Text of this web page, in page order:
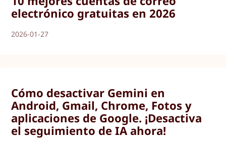
electrónico gratuitas en 2026
2026-01-27
Cómo desactivar Gemini en
Android, Gmail, Chrome, Fotos y
aplicaciones de Google. ¡Desactiva
el seguimiento de IA ahora!